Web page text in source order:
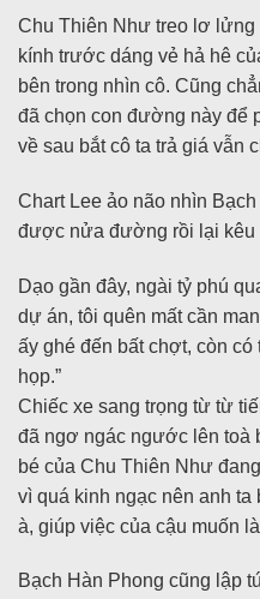
Chu Thiên Như treo lơ lửng
kính trước dáng vẻ hả hê
bên trong nhìn cô. Cũng
đã chọn con đường này để
về sau bắt cô ta trả giá vẫn
Chart Lee ảo não nhìn
được nửa đường rồi lại kêu
Dạo gần đây, ngài tỷ phú
dự án, tôi quên mất cần
ấy ghé đến bất chợt, còn
họp.”
Chiếc xe sang trọng từ từ
đã ngơ ngác ngước lên toà
bé của Chu Thiên Như
vì quá kinh ngạc nên anh ta
à, giúp việc của cậu muốn
Bạch Hàn Phong cũng lập